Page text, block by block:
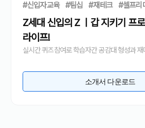
#신입자교육 #팀십 #재테크 #셀프리
Z세대 신입의 Z ㅣ갑 지키기 프
라이프!
실시간 퀴즈참여로 학습자간 공감대 형성과
소개서 다운로드